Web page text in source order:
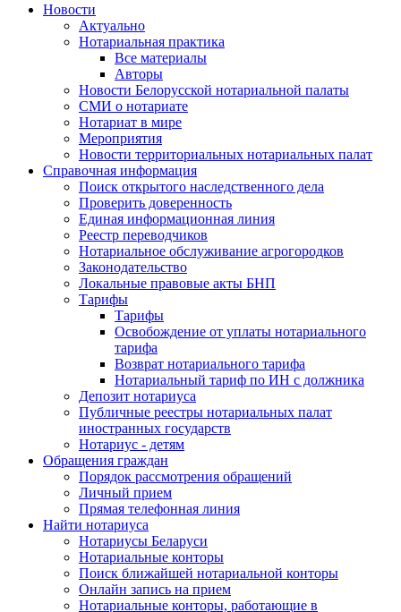
Новости
Актуально
Нотариальная практика
Все материалы
Авторы
Новости Белорусской нотариальной палаты
СМИ о нотариате
Нотариат в мире
Мероприятия
Новости территориальных нотариальных палат
Справочная информация
Поиск открытого наследственного дела
Проверить доверенность
Единая информационная линия
Реестр переводчиков
Нотариальное обслуживание агрогородков
Законодательство
Локальные правовые акты БНП
Тарифы
Тарифы
Освобождение от уплаты нотариального
тарифа
Возврат нотариального тарифа
Нотариальный тариф по ИН с должника
Депозит нотариуса
Публичные реестры нотариальных палат
иностранных государств
Нотариус - детям
Обращения граждан
Порядок рассмотрения обращений
Личный прием
Прямая телефонная линия
Найти нотариуса
Нотариусы Беларуси
Нотариальные конторы
Поиск ближайшей нотариальной конторы
Онлайн запись на прием
Нотариальные конторы, работающие в